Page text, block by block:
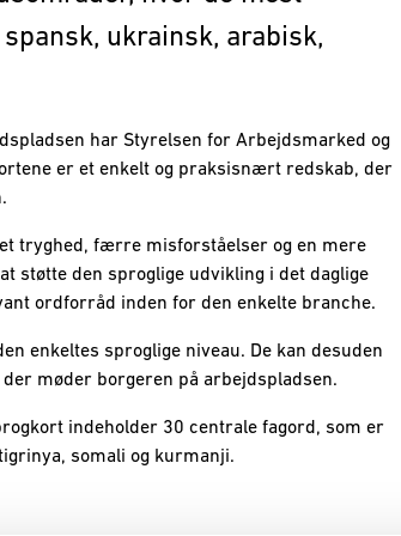
ukrainsk, arabisk,
har Styrelsen for Arbejdsmarked og
er et enkelt og praksisnært redskab, der
tryghed, færre misforståelser og en mere
støtte den sproglige udvikling i det daglige
ordforråd inden for den enkelte branche.
enkeltes sproglige niveau. De kan desuden
møder borgeren på arbejdspladsen.
indeholder 30 centrale fagord, som er
somali og kurmanji.